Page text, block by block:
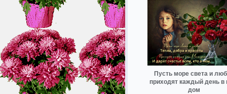
Пусть море света и
приходят каждый день в
дом